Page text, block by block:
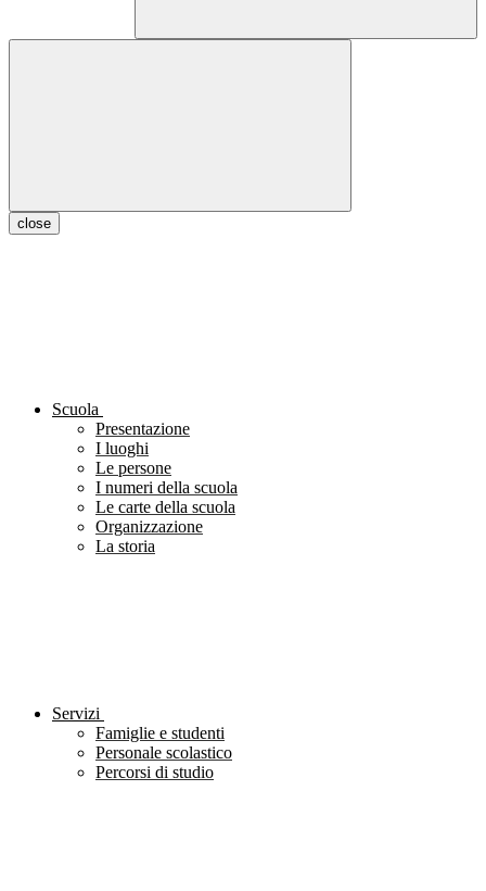
close
Scuola
Presentazione
I luoghi
Le persone
I numeri della scuola
Le carte della scuola
Organizzazione
La storia
Servizi
Famiglie e studenti
Personale scolastico
Percorsi di studio